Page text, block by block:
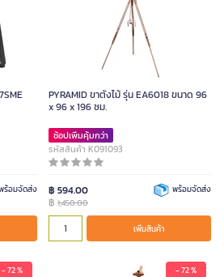
ร้อมจัดส่ง
PYRAMID ขาตั้งไม้ รุ่น EA6018 ขนาด 96
x 96 x 196 ซม.
ช้อปเพิ่มคุ้มกว่า
รหัสสินค้า K091093
฿ 594.00
฿ 1,450.00
พร้อมจัดส่ง
เพิ่มสินค้า
- 72 % - 72 %